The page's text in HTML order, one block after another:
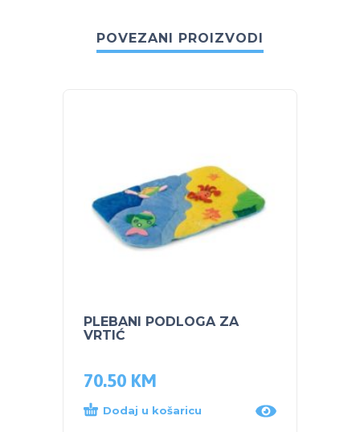
POVEZANI PROIZVODI
PLEBANI PODLOGA ZA
VRTIĆ
70.50 KM
Dodaj u košaricu